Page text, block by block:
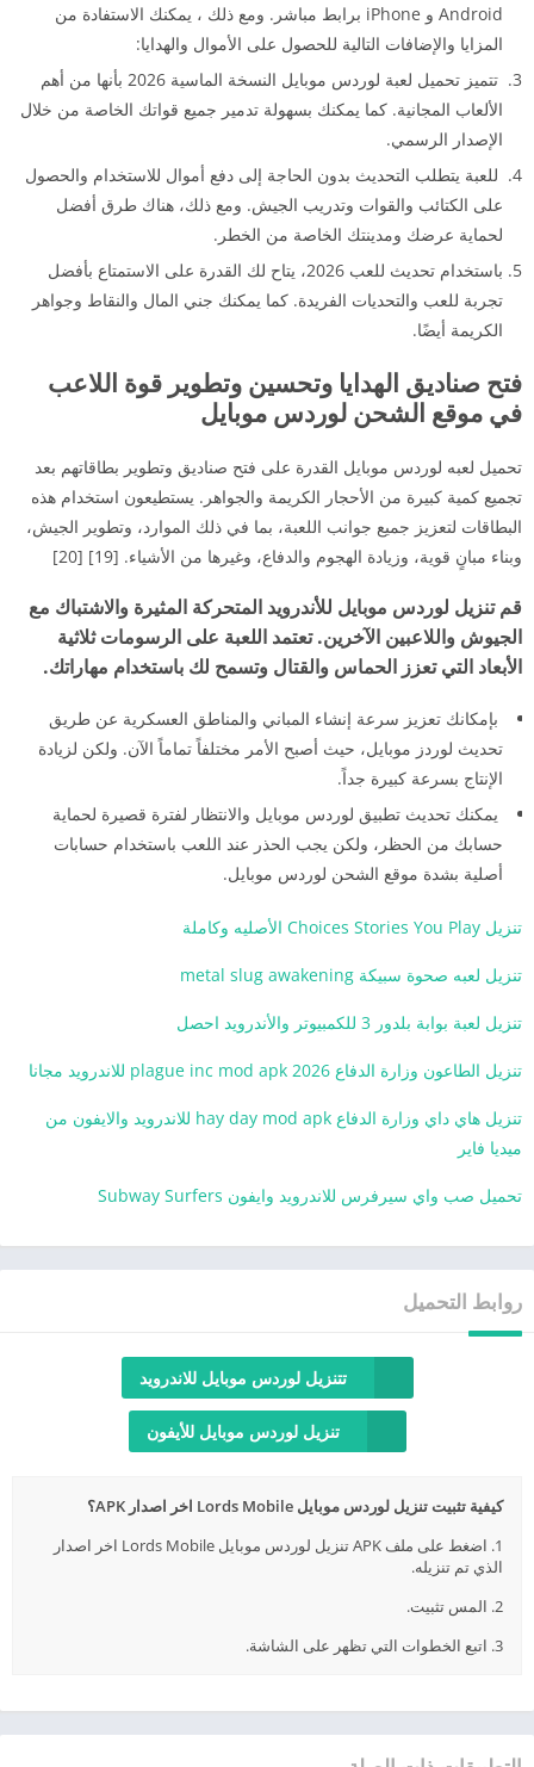
Android و iPhone برابط مباشر. ومع ذلك ، يمكنك الاستفادة من
المزايا والإضافات التالية للحصول على الأموال والهدايا:
تتميز تحميل لعبة لوردس موبايل النسخة الماسية 2026 بأنها من أهم
الألعاب المجانية. كما يمكنك بسهولة تدمير جميع قواتك الخاصة من خلال
الإصدار الرسمي.
للعبة يتطلب التحديث بدون الحاجة إلى دفع أموال للاستخدام والحصول
على الكتائب والقوات وتدريب الجيش. ومع ذلك، هناك طرق أفضل
لحماية عرضك ومدينتك الخاصة من الخطر.
باستخدام تحديث للعب 2026، يتاح لك القدرة على الاستمتاع بأفضل
تجربة للعب والتحديات الفريدة. كما يمكنك جني المال والنقاط وجواهر
الكريمة أيضًا.
فتح صناديق الهدايا وتحسين وتطوير قوة اللاعب
في موقع الشحن لوردس موبايل
تحميل لعبه لوردس موبايل القدرة على فتح صناديق وتطوير بطاقاتهم بعد
تجميع كمية كبيرة من الأحجار الكريمة والجواهر. يستطيعون استخدام هذه
البطاقات لتعزيز جميع جوانب اللعبة، بما في ذلك الموارد، وتطوير الجيش،
وبناء مبانٍ قوية، وزيادة الهجوم والدفاع، وغيرها من الأشياء. [19] [20]
قم تنزيل لوردس موبايل للأندرويد المتحركة المثيرة والاشتباك مع
الجيوش واللاعبين الآخرين. تعتمد اللعبة على الرسومات ثلاثية
الأبعاد التي تعزز الحماس والقتال وتسمح لك باستخدام مهاراتك.
بإمكانك تعزيز سرعة إنشاء المباني والمناطق العسكرية عن طريق
تحديث لوردز موبايل، حيث أصبح الأمر مختلفاً تماماً الآن. ولكن لزيادة
الإنتاج بسرعة كبيرة جداً.
يمكنك تحديث تطبيق لوردس موبايل والانتظار لفترة قصيرة لحماية
حسابك من الحظر، ولكن يجب الحذر عند اللعب باستخدام حسابات
أصلية بشدة موقع الشحن لوردس موبايل.
تنزيل Choices Stories You Play الأصليه وكاملة
تنزيل لعبه صحوة سبيكة metal slug awakening
تنزيل لعبة بوابة بلدور 3 للكمبيوتر والأندرويد احصل
تنزيل الطاعون وزارة الدفاع plague inc mod apk 2026 للاندرويد مجانا
تنزيل هاي داي وزارة الدفاع hay day mod apk للاندرويد والايفون من
ميديا فاير
تحميل صب واي سيرفرس للاندرويد وايفون Subway Surfers
روابط التحميل
تتنزيل لوردس موبايل للاندرويد
تنزيل لوردس موبايل للأيفون
كيفية تثبيت تنزيل لوردس موبايل Lords Mobile اخر اصدار APK؟
1. اضغط على ملف APK تنزيل لوردس موبايل Lords Mobile اخر اصدار
الذي تم تنزيله.
2. المس تثبيت.
3. اتبع الخطوات التي تظهر على الشاشة.